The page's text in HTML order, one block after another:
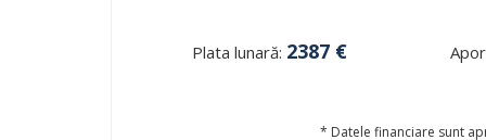
Plata lunară: 2387€
* Datele financiare sunt